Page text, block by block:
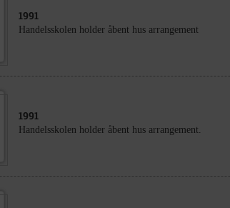
1991
Handelsskolen holder åbent hus arrangement
1991
Handelsskolen holder åbent hus arrangement.